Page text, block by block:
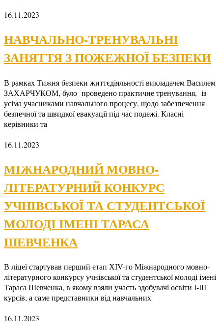
16.11.2023
НАВЧАЛЬНО-ТРЕНУВАЛЬНІ
ЗАНЯТТЯ З ПОЖЕЖНОЇ БЕЗПЕКИ
В рамках Тижня безпеки життєдіяльності викладачем Василем
ЗАХАРЧУКОМ, було проведено практичне тренування, із
усіма учасниками навчального процесу, щодо забезпечення
безпечної та швидкої евакуації під час подежі. Класні
керівники та
16.11.2023
МІЖНАРОДНИЙ МОВНО-
ЛІТЕРАТУРНИЙ КОНКУРС
УЧНІВСЬКОЇ ТА СТУДЕНТСЬКОЇ
МОЛОДІ ІМЕНІ ТАРАСА
ШЕВЧЕНКА
В ліцеї стартував перший етап ХІV-го Міжнародного мовно-
літературного конкурсу учнівської та студентської молоді імені
Тараса Шевченка, в якому взяли участь здобувачі освіти І-ІІІ
курсів, а саме представники від навчальних
16.11.2023